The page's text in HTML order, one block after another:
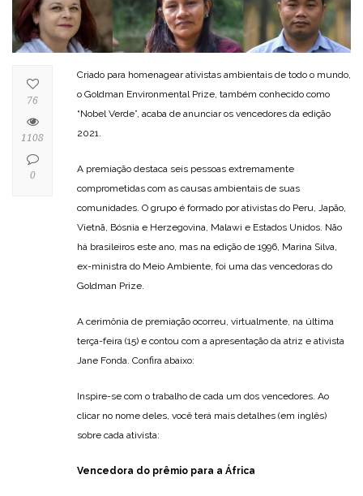
Criado para homenagear ativistas ambientais de todo o mundo,
o Goldman Environmental Prize, também conhecido como
“Nobel Verde”, acaba de anunciar os vencedores da edição
2021.
A premiação destaca seis pessoas extremamente
comprometidas com as causas ambientais de suas
comunidades. O grupo é formado por ativistas do Peru, Japão,
Vietnã, Bósnia e Herzegovina, Malawi e Estados Unidos. Não
há brasileiros este ano, mas na edição de 1996, Marina Silva,
ex-ministra do Meio Ambiente, foi uma das vencedoras do
Goldman Prize.
A cerimônia de premiação ocorreu, virtualmente, na última
terça-feira (15) e contou com a apresentação da atriz e ativista
Jane Fonda. Confira abaixo:
Inspire-se com o trabalho de cada um dos vencedores. Ao
clicar no nome deles, você terá mais detalhes (em inglês)
sobre cada ativista:
Vencedora do prêmio para a África
76
1108
0